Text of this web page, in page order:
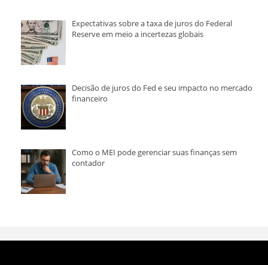
Expectativas sobre a taxa de juros do Federal
Reserve em meio a incertezas globais
Decisão de juros do Fed e seu impacto no mercado
financeiro
Como o MEI pode gerenciar suas finanças sem
contador